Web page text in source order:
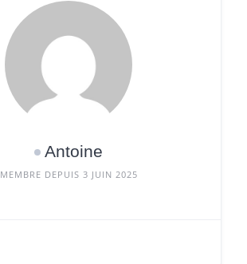
Antoine
MEMBRE DEPUIS 3 JUIN 2025